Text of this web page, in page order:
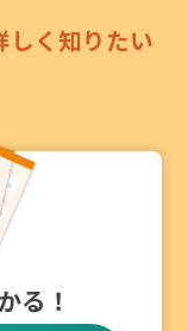
しく知りたい
る！